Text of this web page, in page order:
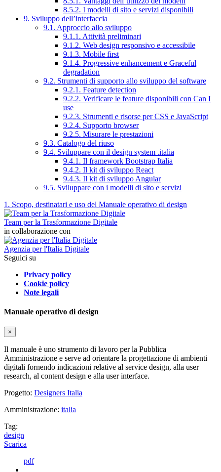
8.5.2. I modelli di sito e servizi disponibili
9. Sviluppo dell’interfaccia
9.1. Approccio allo sviluppo
9.1.1. Attività preliminari
9.1.2. Web design responsivo e accessibile
9.1.3. Mobile first
9.1.4. Progressive enhancement e Graceful
degradation
9.2. Strumenti di supporto allo sviluppo del software
9.2.1. Feature detection
9.2.2. Verificare le feature disponibili con Can I
use
9.2.3. Strumenti e risorse per CSS e JavaScript
9.2.4. Supporto browser
9.2.5. Misurare le prestazioni
9.3. Catalogo del riuso
9.4. Sviluppare con il design system .italia
9.4.1. Il framework Bootstrap Italia
9.4.2. Il kit di sviluppo React
9.4.3. Il kit di sviluppo Angular
9.5. Sviluppare con i modelli di sito e servizi
1. Scopo, destinatari e uso del Manuale operativo di design
Team per la Trasformazione Digitale
in collaborazione con
Agenzia per l'Italia Digitale
Seguici su
Privacy policy
Cookie policy
Note legali
Manuale operativo di design
×
Il manuale è uno strumento di lavoro per la Pubblica
Amministrazione e serve ad orientare la progettazione di ambienti
digitali fornendo indicazioni relative al service design, alla user
research, al content design e alla user interface.
Progetto: Designers Italia
Amministrazione: italia
Tag:
design
Scarica
pdf